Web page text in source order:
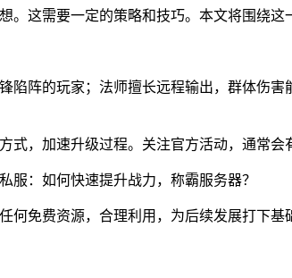
这需要一定的策略和技巧。本文将围绕这
阵的玩家；法师擅长远程输出，群体伤
，加速升级过程。关注官方活动，通常会
免费资源，合理利用，为后续发展打下基